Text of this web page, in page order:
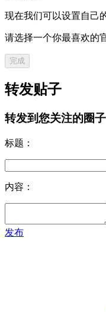
现在我们可以设置自己
请选择一个你最喜欢的
完成
转发贴子
转发到您关注的圈子
标题：
内容：
发布